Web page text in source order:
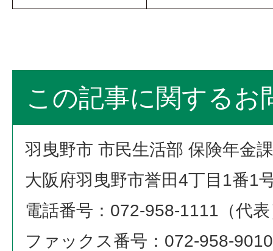
この記事に関するお
羽曳野市 市民生活部 保険年金課
大阪府羽曳野市誉田4丁目1番1
電話番号：072-958-1111（代
ファックス番号：072-958-9010